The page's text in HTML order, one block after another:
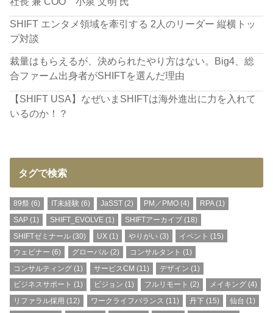
SHIFT エンタメ領域を牽引する 2人のリーダー 縦横トッ
プ対談
裁量はもらえるが、決められたやり方はない。Big4、総
合ファーム出身者がSHIFTを選んだ理由
【SHIFT USA】なぜいまSHIFTは海外進出に力を入れて
いるのか！？
タグで検索
89祭 (6) IT未経験 (6) JaSST(2) PM／PMO (4) RPA(1)
SAP (1) SHIFT_EVOLVE(1) SHIFTアーカイブ(18)
SHIFTゼミナール (30) UX (1) やりがい(3) イベント (15)
ウェビナー (6) グローバル(2) コンサルタント (1)
コンサルティング (1) サービスCM (11) デザイン (1)
ビジネスサポート (1) ビジョン (1) フルリモート (2) メイキング (4)
リファラル採用 (12) ワークライフバランス (11) 丹下(15) 仙台 (1)